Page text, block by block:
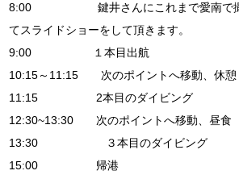
8:00 鍵井さんにこれまで愛南で撮影
てスライドショーをして頂きます。
9:00 １本目出航
10:15～11:15 次のポイントへ移動、休憩
11:15 2本目のダイビング
12:30~13:30 次のポイントへ移動、昼食
13:30 ３本目のダイビング
15:00 帰港